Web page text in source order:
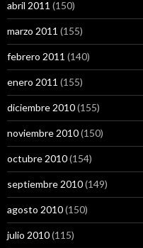
abril 2011 (150)
marzo 2011 (155)
febrero 2011 (140)
enero 2011 (155)
diciembre 2010(155)
noviembre 2010(150)
octubre 2010(154)
septiembre 2010(149)
agosto 2010(150)
julio 2010(115)